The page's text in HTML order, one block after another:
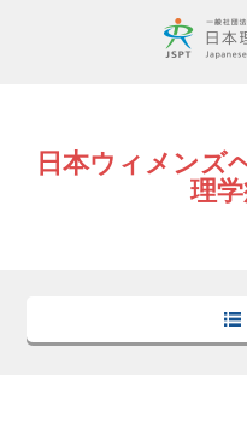
日本ウィメンズ
理